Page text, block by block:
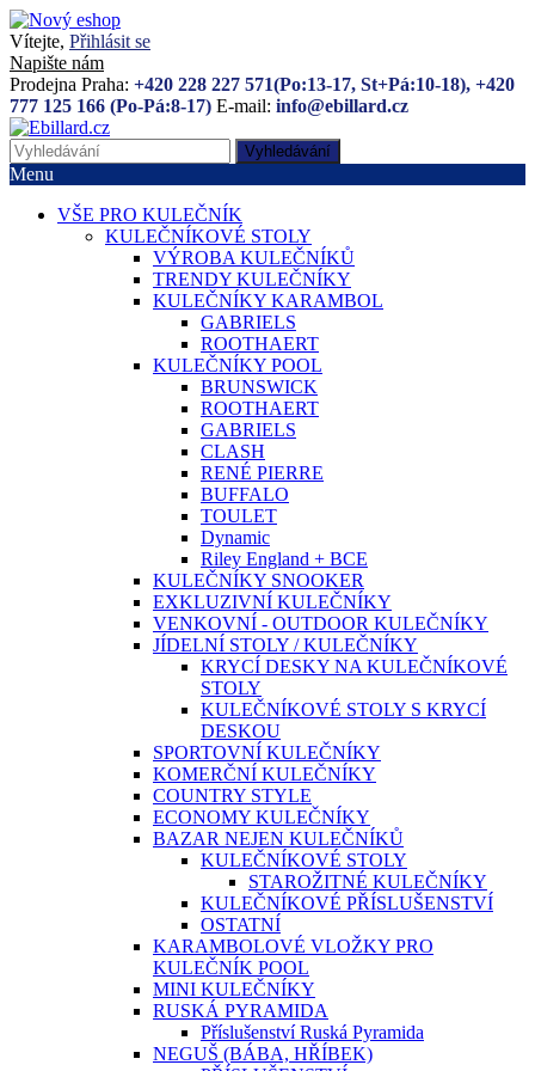
Vítejte, Přihlásit se
Napište nám
Prodejna Praha: +420 228 227 571(Po:13-17, St+Pá:10-18), +420
777 125 166 (Po-Pá:8-17) E-mail: info@ebillard.cz
Vyhledávání
Menu
VŠE PRO KULEČNÍK
KULEČNÍKOVÉ STOLY
VÝROBA KULEČNÍKŮ
TRENDY KULEČNÍKY
KULEČNÍKY KARAMBOL
GABRIELS
ROOTHAERT
KULEČNÍKY POOL
BRUNSWICK
ROOTHAERT
GABRIELS
CLASH
RENÉ PIERRE
BUFFALO
TOULET
Dynamic
Riley England + BCE
KULEČNÍKY SNOOKER
EXKLUZIVNÍ KULEČNÍKY
VENKOVNÍ - OUTDOOR KULEČNÍKY
JÍDELNÍ STOLY / KULEČNÍKY
KRYCÍ DESKY NA KULEČNÍKOVÉ
STOLY
KULEČNÍKOVÉ STOLY S KRYCÍ
DESKOU
SPORTOVNÍ KULEČNÍKY
KOMERČNÍ KULEČNÍKY
COUNTRY STYLE
ECONOMY KULEČNÍKY
BAZAR NEJEN KULEČNÍKŮ
KULEČNÍKOVÉ STOLY
STAROŽITNÉ KULEČNÍKY
KULEČNÍKOVÉ PŘÍSLUŠENSTVÍ
OSTATNÍ
KARAMBOLOVÉ VLOŽKY PRO
KULEČNÍK POOL
MINI KULEČNÍKY
RUSKÁ PYRAMIDA
Příslušenství Ruská Pyramida
NEGUŠ (BÁBA, HŘÍBEK)